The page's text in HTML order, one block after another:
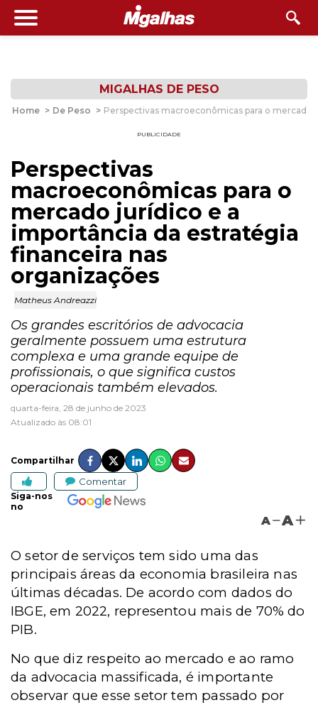
MIGALHAS DE PESO
Home > De Peso > Perspectivas macroeconômicas para o
PUBLICIDADE
Perspectivas
macroeconômicas para o
mercado jurídico e a
importância da estratégia
financeira nas
organizações
Matheus Andreazzi
Os grandes escritórios de advocacia
geralmente possuem uma estrutura
complexa e uma grande equipe de
profissionais, o que significa custos
operacionais também elevados.
quarta-feira, 28 de junho de 2023
Atualizado às 08:01
Compartilhar
Comentar
Siga-nos
no
A A
O setor de serviços tem sido uma das
principais áreas da economia brasileira nas
últimas décadas. De acordo com dados do
IBGE, em 2022, representou mais de 70% do
PIB.
No que diz respeito ao mercado e ao ramo
da advocacia massificada, é importante
observar que esse setor tem passado por